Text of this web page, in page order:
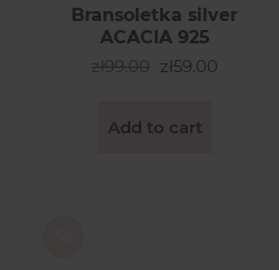
Bransoletka silver
ACACIA 925
zł99.00 zł59.00
Add to cart